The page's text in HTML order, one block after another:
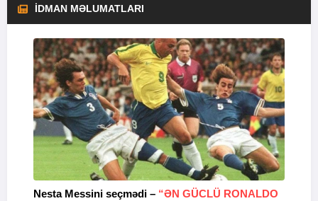
İDMAN MƏLUMATLARI
Nesta Messini seçmədi – “ƏN GÜCLÜ RONALDO